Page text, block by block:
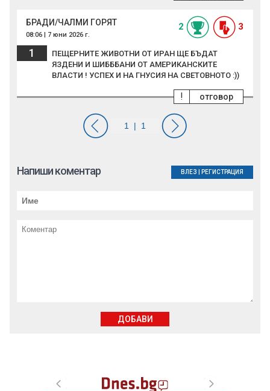
БРАДИ/ЧАЛМИ ГОРЯТ
08:06 | 7 юни 2026 г.
2 3
1
ПЕЩЕРНИТЕ ЖИВОТНИ ОТ ИРАН ЩЕ БЪДАТ
ЯЗДЕНИ И ШИБББАНИ ОТ АМЕРИКАНСКИТЕ
ВЛАСТИ ! УСПЕХ И НА ГНУСИЯ НА СВЕТОВНОТО :))
отговор
!
Напиши коментар ВЛЕЗ РЕГИСТРАЦИЯ
ДОБАВИ